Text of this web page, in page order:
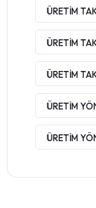
ÜRETIM
ÜRETIM
ÜRETIM
ÜRETIM
ÜRETIM